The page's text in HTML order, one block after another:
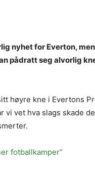
nyhet for Everton,
pådratt seg alvorlig
høyre kne i Evertons
vi vet hva slags skade
fotballkamper”